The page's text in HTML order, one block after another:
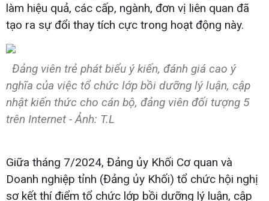
làm hiệu quả, các cấp, ngành, đơn vị liên quan đã
tạo ra sự đổi thay tích cực trong hoạt động này.
Đảng viên trẻ phát biểu ý kiến, đánh giá cao ý
nghĩa của việc tổ chức lớp bồi dưỡng lý luận, cập
nhật kiến thức cho cán bộ, đảng viên đối tượng 5
trên Internet - Ảnh: T.L
Giữa tháng 7/2024, Đảng ủy Khối Cơ quan và
Doanh nghiệp tỉnh (Đảng ủy Khối) tổ chức hội nghị
sơ kết thí điểm tổ chức lớp bồi dưỡng lý luận, cập